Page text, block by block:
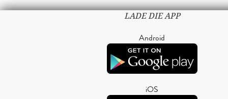
LADE DIE APP
Android
iOS